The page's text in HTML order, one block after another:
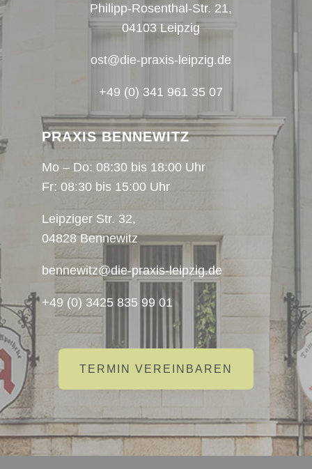
Philipp-Rosenthal-Str. 21,
04103 Leipzig
ost@die-praxis-leipzig.de
+49 (0) 341 961 35 07
PRAXIS BENNEWITZ
Mo – Do: 08:30 bis 18:00 Uhr
Fr: 08:30 bis 15:00 Uhr
Leipziger Str. 32,
04828 Bennewitz
bennewitz@die-praxis-leipzig.de
+49 (0) 3425 835 99 01
TERMIN VEREINBAREN